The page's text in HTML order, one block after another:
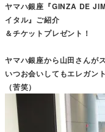
ヤマハ銀座『GINZA DE
イタル』ご紹介
＆チケットプレゼント！
ヤマハ銀座から山田さんが
いつお会いしてもエレガン
（苦笑）